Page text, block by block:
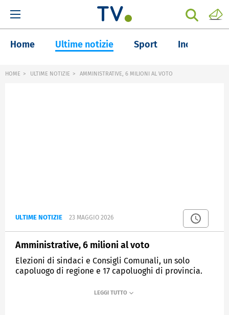
Home Ultime notizie Sport Inchieste
HOME ULTIME NOTIZIE AMMINISTRATIVE, 6 MILIONI AL VOTO
ULTIME NOTIZIE 23 MAGGIO 2026
Amministrative, 6 milioni al voto
Elezioni di sindaci e Consigli Comunali, un solo
capoluogo di regione e 17 capoluoghi di provincia.